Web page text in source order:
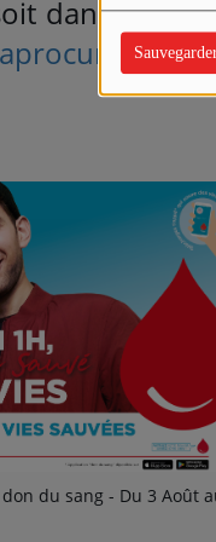
dans un
du sang - Du 3 Août